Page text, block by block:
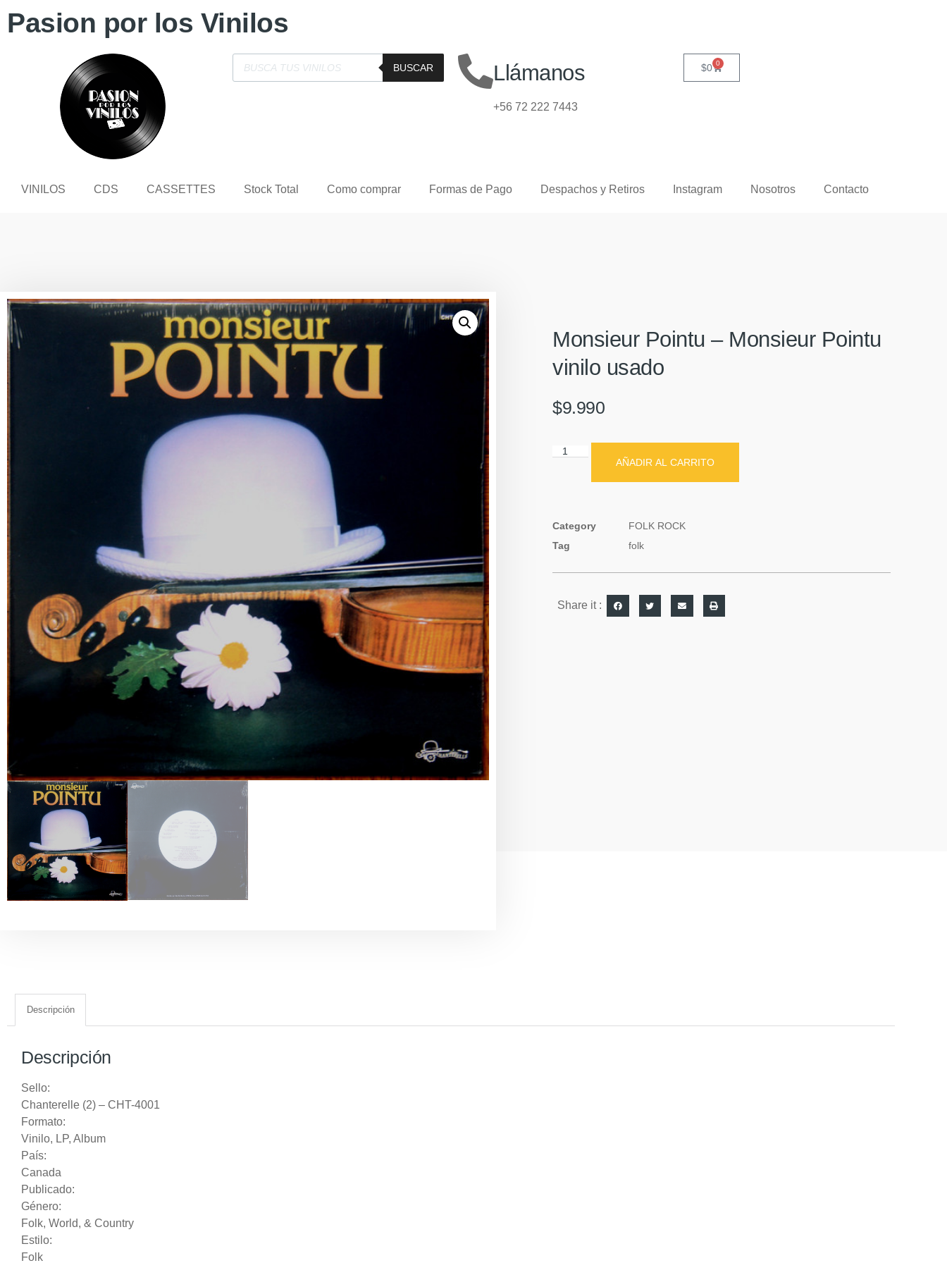
Pasion por los Vinilos
BUSCAR Llámanos
+56 72 222 7443
$0 0
VINILOS CDS CASSETTES Stock Total Como comprar Formas de Pago Despachos y Retiros Instagram Nosotros Contacto
Monsieur Pointu – Monsieur Pointu
vinilo usado
$9.990
AÑADIR AL CARRITO
Category
FOLK ROCK
Tag
folk
Share it :
Descripción
Descripción
Sello:
Chanterelle (2) – CHT-4001
Formato:
Vinilo, LP, Album
País:
Canada
Publicado:
Género:
Folk, World, & Country
Estilo:
Folk